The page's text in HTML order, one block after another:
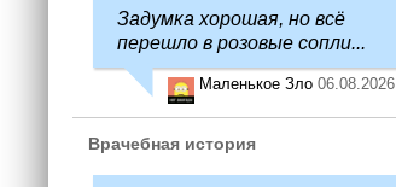
Задумка хорошая, но всё
перешло в розовые сопли...
Маленькое Зло 06.08.2026
Врачебная история